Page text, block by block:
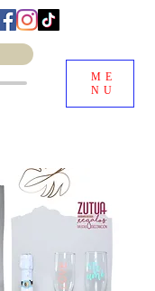
ME
NU